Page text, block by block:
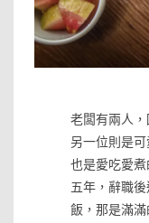
老闆有兩人
另一位則是
也是愛吃愛
五年，辭職
飯，那是滿